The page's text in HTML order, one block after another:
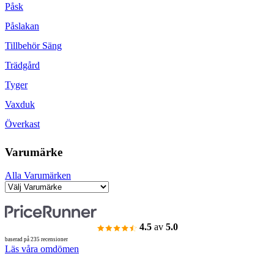
Påsk
Påslakan
Tillbehör Säng
Trädgård
Tyger
Vaxduk
Överkast
Varumärke
Alla Varumärken
4.5 av 5.0
baserad på 235 recensioner
Läs våra omdömen